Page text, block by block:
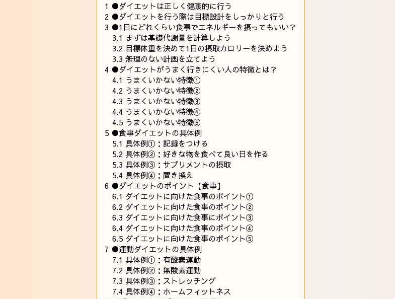
1 ●ダイエットは正しく健康的に行う
2 ●ダイエットを行う際は目標設計をしっかりと行う
3 ●1日にどれくらい食事でエネルギーを摂ってもいい？
3.1 まずは基礎代謝量を計算しよう
3.2 目標体重を決めて1日の摂取カロリーを決めよう
3.3 無理のない計画を立てよう
4 ●ダイエットがうまく行きにくい人の特徴とは？
4.1 うまくいかない特徴①
4.2 うまくいかない特徴②
4.3 うまくいかない特徴③
4.4 うまくいかない特徴④
4.5 うまくいかない特徴⑤
5 ●食事ダイエットの具体例
5.1 具体例①：記録をつける
5.2 具体例②：好きな物を食べて良い日を作る
5.3 具体例③：サプリメントの摂取
5.4 具体例④：置き換え
6 ●ダイエットのポイント【食事】
6.1 ダイエットに向けた食事のポイント①
6.2 ダイエットに向けた食事のポイント②
6.3 ダイエットに向けた食事にポイント③
6.4 ダイエットに向けた食事のポイント④
6.5 ダイエットに向けた食事のポイント⑤
7 ●運動ダイエットの具体例
7.1 具体例①：有酸素運動
7.2 具体例②：無酸素運動
7.3 具体例③：ストレッチング
7.4 具体例④：ホームフィットネス